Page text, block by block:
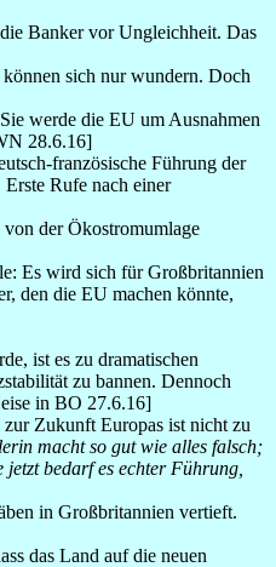
Banker vor Ungleichheit. Das
sich nur wundern. Doch
werde die EU um Ausnahmen
28.6.16]
französische Führung der
Rufe nach einer
der Ökostromumlage
Es wird sich für Großbritannien
den die EU machen könnte,
ist es zu dramatischen
zu bannen. Dennoch
in BO 27.6.16]
Zukunft Europas ist nicht zu
macht so gut wie alles falsch;
bedarf es echter Führung,
in Großbritannien vertieft.
das Land auf die neuen